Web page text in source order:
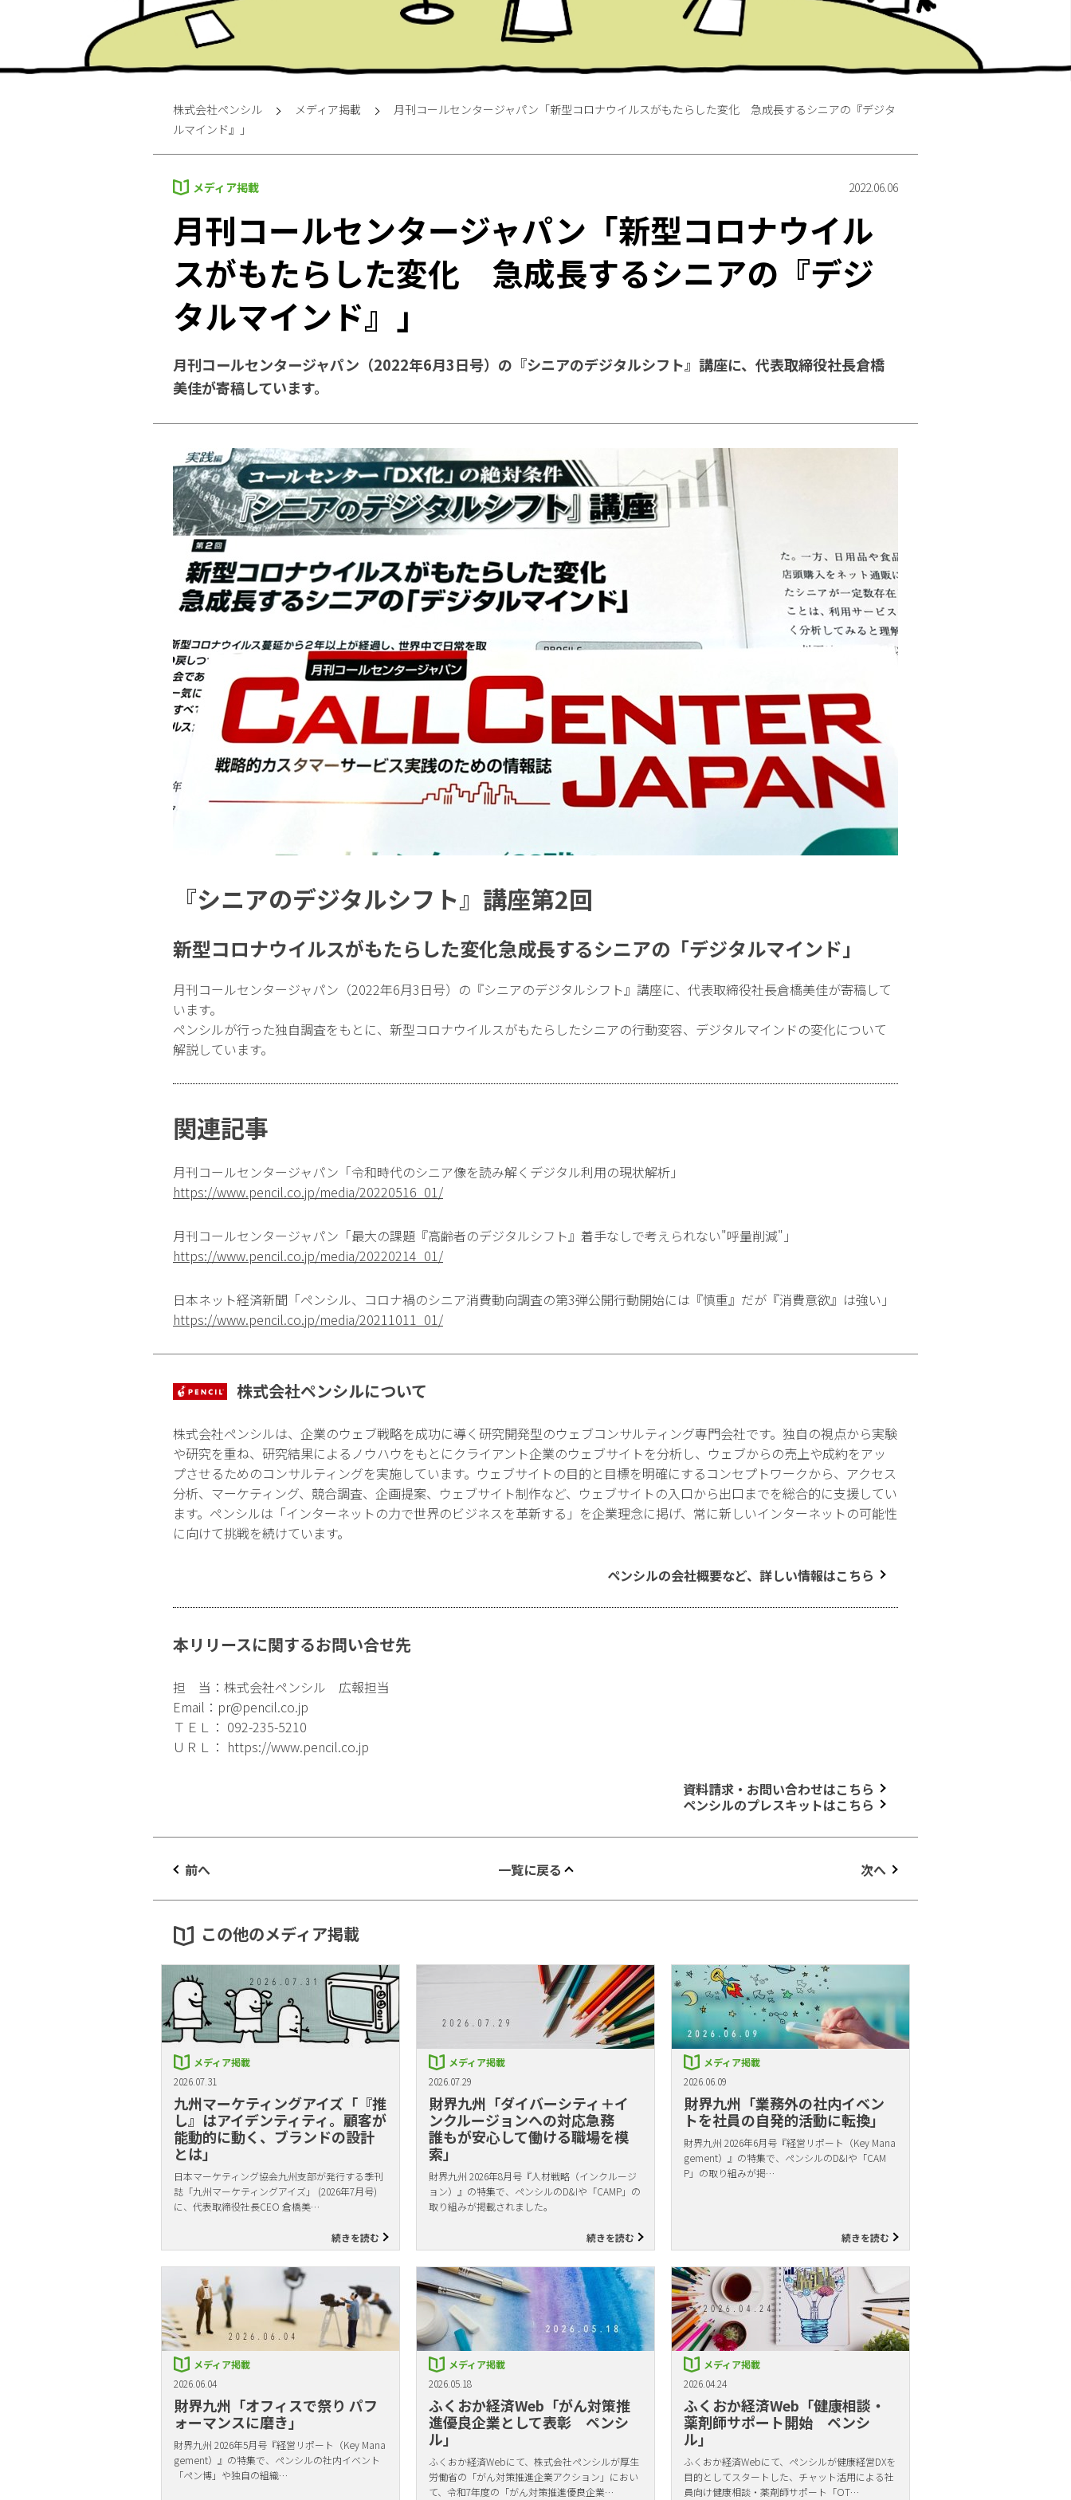
株式会社ペンシル メディア掲載
月刊コールセンタージャパン「新型コロナウイルスがもたらした変化 急成長するシニアの『デジタ
ルマインド』」
メディア掲載 2022.06.06
月刊コールセンタージャパン「新型コロナウイル
スがもたらした変化 急成長するシニアの『デジ
タルマインド』」
月刊コールセンタージャパン（2022年6月3日号）の『シニアのデジタルシフト』講座に、代表取締役社長倉橋
美佳が寄稿しています。
『シニアのデジタルシフト』講座第2回
新型コロナウイルスがもたらした変化急成長するシニアの「デジタルマインド」
月刊コールセンタージャパン（2022年6月3日号）の『シニアのデジタルシフト』講座に、代表取締役社長倉橋美佳が寄稿して
います。
ペンシルが行った独自調査をもとに、新型コロナウイルスがもたらしたシニアの行動変容、デジタルマインドの変化について
解説しています。
関連記事
月刊コールセンタージャパン「令和時代のシニア像を読み解くデジタル利用の現状解析」
https://www.pencil.co.jp/media/20220516_01/
月刊コールセンタージャパン「最大の課題『高齢者のデジタルシフト』着手なしで考えられない"呼量削減"」
https://www.pencil.co.jp/media/20220214_01/
日本ネット経済新聞「ペンシル、コロナ禍のシニア消費動向調査の第3弾公開行動開始には『慎重』だが『消費意欲』は強い」
https://www.pencil.co.jp/media/20211011_01/
株式会社ペンシルについて
株式会社ペンシルは、企業のウェブ戦略を成功に導く研究開発型のウェブコンサルティング専門会社です。独自の視点から実験
や研究を重ね、研究結果によるノウハウをもとにクライアント企業のウェブサイトを分析し、ウェブからの売上や成約をアッ
プさせるためのコンサルティングを実施しています。ウェブサイトの目的と目標を明確にするコンセプトワークから、アクセス
分析、マーケティング、競合調査、企画提案、ウェブサイト制作など、ウェブサイトの入口から出口までを総合的に支援してい
ます。ペンシルは「インターネットの力で世界のビジネスを革新する」を企業理念に掲げ、常に新しいインターネットの可能性
に向けて挑戦を続けています。
ペンシルの会社概要など、詳しい情報はこちら
本リリースに関するお問い合せ先
担 当：株式会社ペンシル 広報担当
Email： pr@pencil.co.jp
ＴＥＬ： 092-235-5210
ＵＲＬ： https://www.pencil.co.jp
資料請求・お問い合わせはこちら
ペンシルのプレスキットはこちら
前へ 一覧に戻る 次へ
この他のメディア掲載
メディア掲載
2026.07.31
九州マーケティングアイズ「『推
し』はアイデンティティ。顧客が
能動的に動く、ブランドの設計
とは」
日本マーケティング協会九州支部が発行する季刊
誌「九州マーケティングアイズ」 (2026年7月号)
に、代表取締役社長CEO 倉橋美…
続きを読む
メディア掲載
2026.07.29
財界九州「ダイバーシティ＋イ
ンクルージョンへの対応急務
誰もが安心して働ける職場を模
索」
財界九州 2026年8月号『人材戦略（インクルージ
ョン）』の特集で、ペンシルのD&Iや「CAMP」の
取り組みが掲載されました。
続きを読む
メディア掲載
2026.06.09
財界九州「業務外の社内イベン
トを社員の自発的活動に転換」
財界九州 2026年6月号『経営リポート（Key Mana
gement）』の特集で、ペンシルのD&Iや「CAM
P」の取り組みが掲…
続きを読む
メディア掲載
2026.06.04
財界九州「オフィスで祭り パフ
ォーマンスに磨き」
財界九州 2026年5月号『経営リポート（Key Mana
gement）』の特集で、ペンシルの社内イベント
「ペン博」や独自の組織…
メディア掲載
2026.05.18
ふくおか経済Web「がん対策推
進優良企業として表彰 ペンシ
ル」
ふくおか経済Webにて、株式会社ペンシルが厚生
労働省の「がん対策推進企業アクション」におい
て、令和7年度の「がん対策推進優良企業…
メディア掲載
2026.04.24
ふくおか経済Web「健康相談・
薬剤師サポート開始 ペンシ
ル」
ふくおか経済Webにて、ペンシルが健康経営DXを
目的としてスタートした、チャット活用による社
員向け健康相談・薬剤師サポート「OT…